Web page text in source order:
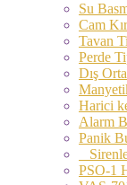
Su
Cam
Tavan
Perde
Dış
Harici
Alarm
Panik
PSO-1